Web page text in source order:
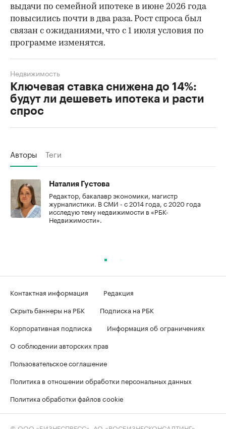
выдачи по семейной ипотеке в июне 2026 года
повысились почти в два раза. Рост спроса был
связан с ожиданиями, что с 1 июля условия по
программе изменятся.
Ключевая ставка снижена до 14%:
будут ли дешеветь ипотека и расти
спрос
Недвижимость
Авторы Теги
Наталия Густова
Редактор, бакалавр экономики, магистр
журналистики. В СМИ - с 2014 года, с 2020 года
исследую тему недвижимости в «РБК-
Недвижимости».
Контактная информация
Редакция
Скрыть баннеры на РБК
Подписка на РБК
Корпоративная подписка
Информация об ограничениях
О соблюдении авторских прав
Пользовательское соглашение
Политика в отношении обработки персональных данных
Политика обработки файлов cookie